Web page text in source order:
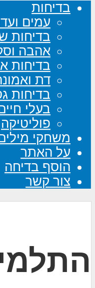
בדיחות
עמים
בדיחות
אהבה
בדיחות
דת
בדיחות
בעלי
פוליטיקה
משחקי
על האתר
הוסף בדיחה
צור קשר